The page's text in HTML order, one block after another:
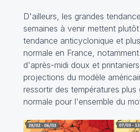
D'ailleurs, les grandes
semaines à venir mettent
tendance anticyclonique et
normale en France,
d'après-midi doux et
projections du modèle
ressortir des températures plus
normale pour l'ensemble du